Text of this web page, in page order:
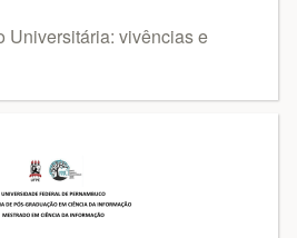
Universitária: vivências e